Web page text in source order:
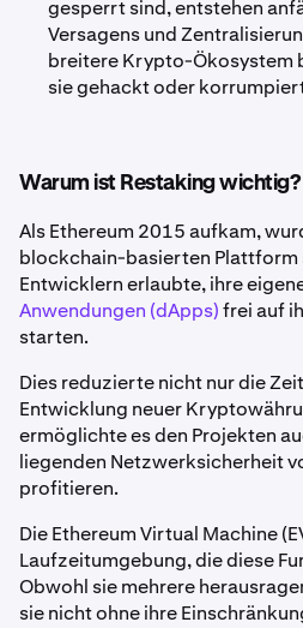
gesperrt sind, entstehen
Versagens und
breitere Krypto-Ökosystem
sie gehackt oder
Warum ist Restaking wichtig?
Als Ethereum 2015 aufkam,
blockchain-basierten Plattform
Entwicklern erlaubte, ihre
Anwendungen (dApps)frei auf
starten.
Dies reduzierte nicht nur die
Entwicklung neuer
ermöglichte es den Projekten
liegenden Netzwerksicherheit
profitieren.
Die Ethereum Virtual Machine
Laufzeitumgebung, die diese
Obwohl sie mehrere
sie nicht ohne ihre